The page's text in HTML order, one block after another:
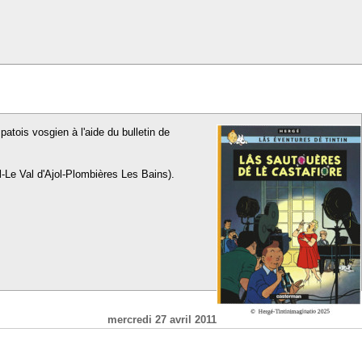
vosgien à l'aide du bulletin de
Val d'Ajol-Plombières Les Bains).
mercredi 27 avril 2011